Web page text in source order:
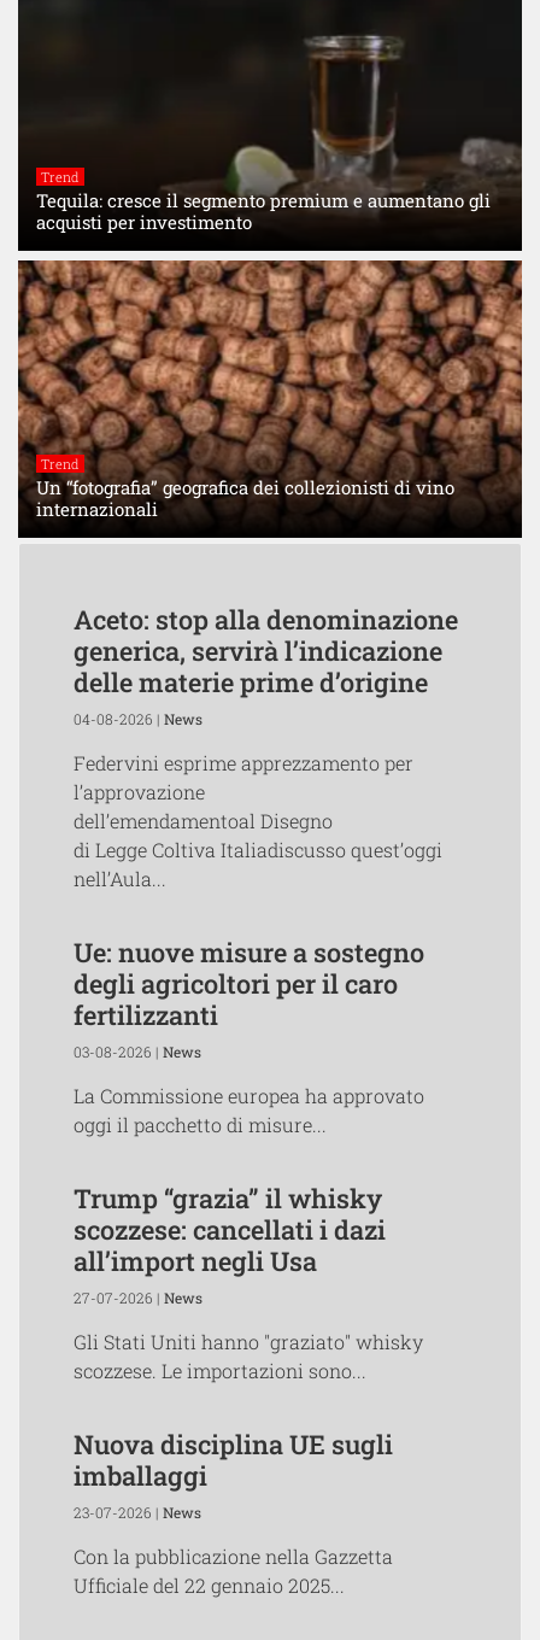
Trend
Tequila: cresce il segmento premium e aumentano gli
acquisti per investimento
Trend
Un “fotografia” geografica dei collezionisti di vino
internazionali
Aceto: stop alla denominazione
generica, servirà l’indicazione
delle materie prime d’origine
04-08-2026 | News
Federvini esprime apprezzamento per
l’approvazione
dell’emendamentoal Disegno
di Legge Coltiva Italiadiscusso quest’oggi
nell’Aula...
Ue: nuove misure a sostegno
degli agricoltori per il caro
fertilizzanti
03-08-2026 | News
La Commissione europea ha approvato
oggi il pacchetto di misure...
Trump “grazia” il whisky
scozzese: cancellati i dazi
all’import negli Usa
27-07-2026 | News
Gli Stati Uniti hanno "graziato" whisky
scozzese. Le importazioni sono...
Nuova disciplina UE sugli
imballaggi
23-07-2026 | News
Con la pubblicazione nella Gazzetta
Ufficiale del 22 gennaio 2025...